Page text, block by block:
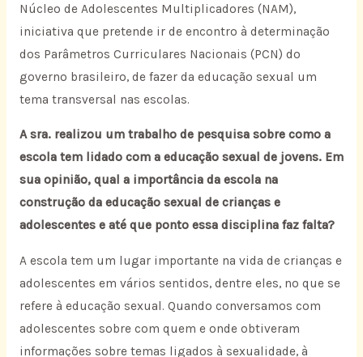
Núcleo de Adolescentes Multiplicadores (NAM),
iniciativa que pretende ir de encontro à determinação
dos Parâmetros Curriculares Nacionais (PCN) do
governo brasileiro, de fazer da educação sexual um
tema transversal nas escolas.
A sra. realizou um trabalho de pesquisa sobre como a
escola tem lidado com a educação sexual de jovens. Em
sua opinião, qual a importância da escola na
construção da educação sexual de crianças e
adolescentes e até que ponto essa disciplina faz falta?
A escola tem um lugar importante na vida de crianças e
adolescentes em vários sentidos, dentre eles, no que se
refere à educação sexual. Quando conversamos com
adolescentes sobre com quem e onde obtiveram
informações sobre temas ligados à sexualidade, à